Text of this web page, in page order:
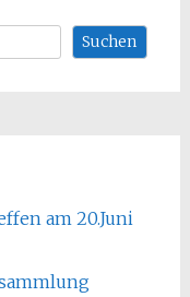
Suchen
am 20.Juni